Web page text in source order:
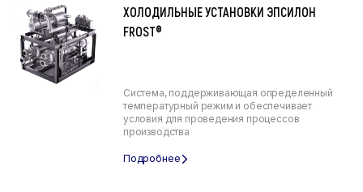
ХОЛОДИЛЬНЫЕ УСТАНОВКИ ЭПСИЛОН
FROST®
Система, поддерживающая определенный
температурный режим и обеспечивает
условия для проведения процессов
производства